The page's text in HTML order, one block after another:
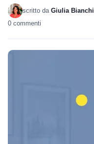
scritto da Giulia Bianchi
0 commenti